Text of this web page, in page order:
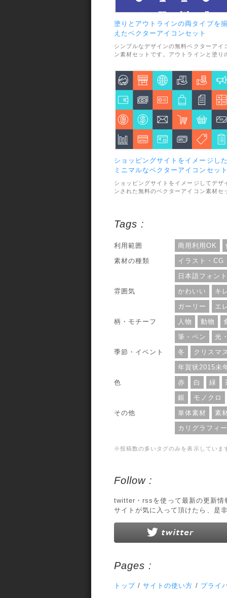
塗りとアウトラインの両タイプを
えたベクターアイコンセット
シンプルなデザインの無料ベクターアイ
ン素材セットです。アウトラインと塗り
計100個と種類も豊富で使いやすいです
素材のファイル形式はAIとEPSで、利用
囲については、個人・商用利用問わずOK
となっています。
ショッピングサイトをイメージし
ミニマルなベクターアイコンセッ
ショッピングサイトをイメージしてデザ
ンされた無料のベクターアイコン素材セ
いデザインと合わせて使いやすそうです
アイコンの数は合計42種類。ファイル形
式は、AI・EPS・PSDで用意されていま
す。利用範囲については、個人・商用利
問わずOKとのことです。
Tags :
利用範囲 商用利用OK
素材の種類
イラスト・CG
日本語フォン
雰囲気
かわいい
キ
ガーリー
エ
柄・モチーフ
人物 動物
筆・ペン
光
季節・イベント
冬
クリスマ
年賀状2015未
色
赤 白 緑
銀
モノクロ
その他
単体素材
素
カリグラフィ
※投稿数の多いタグのみを表示していま
Follow :
twitter・rssを使って最新の更新情
サイトが気に入って頂けたら、是
Pages :
トップ /サイトの使い方 / プライ